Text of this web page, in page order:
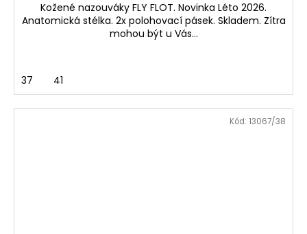
Kožené nazouváky FLY FLOT. Novinka Léto 2026.
Anatomická stélka. 2x polohovací pásek. Skladem. Zítra
mohou být u Vás...
37 41
Kód: 13067/38